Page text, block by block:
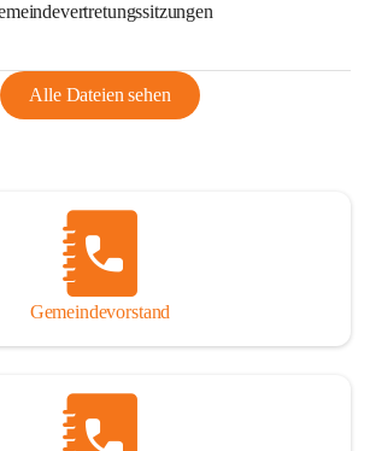
Alle Dateien sehen
Gemeindevorstand